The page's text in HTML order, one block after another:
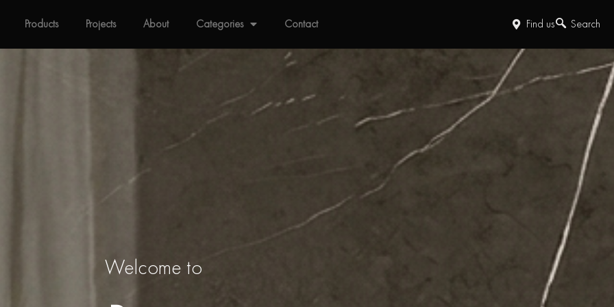
Products Projects About Categories Contact Find us Search
Welcome to